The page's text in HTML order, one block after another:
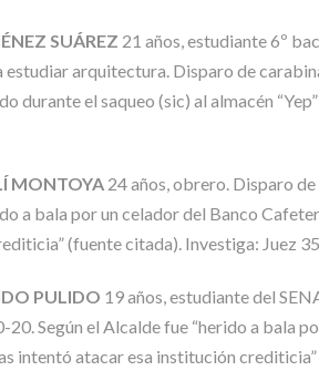
SUÁREZ 21 años, estudiante 6º
estudiar arquitectura. Disparo de
durante el saqueo (sic) al almacén
MONTOYA24 años, obrero. Disparo de
a bala por un celador del Banco
(fuente citada). Investiga: Juez
PULIDO 19 años, estudiante del
Según el Alcalde fue “herido a bala
intentó atacar esa institución